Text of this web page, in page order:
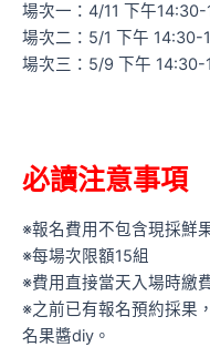
場次一：4/11 下午
場次二：5/1 下午 14:30-
場次三：5/9 下午 14:30-
必讀注意事項
※報名費用不包含現採鮮
※每場次限額15組
※費用直接當天入場時繳
※之前已有報名預約採果
名果醬diy。